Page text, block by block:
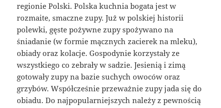
regionie Polski. Polska kuchnia bogata jest w
rozmaite, smaczne zupy. Już w polskiej historii
polewki, gęste pożywne zupy spożywano na
śniadanie (w formie mącznych zacierek na mleku),
obiady oraz kolacje. Gospodynie korzystały ze
wszystkiego co zebrały w sadzie. Jesienią i zimą
gotowały zupy na bazie suchych owoców oraz
grzybów. Współcześnie przeważnie zupy jada się do
obiadu. Do najpopularniejszych należy z pewnością